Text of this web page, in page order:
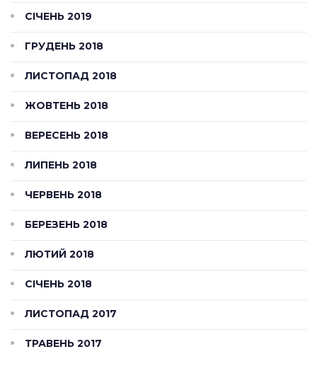
СІЧЕНЬ 2019
ГРУДЕНЬ 2018
ЛИСТОПАД 2018
ЖОВТЕНЬ 2018
ВЕРЕСЕНЬ 2018
ЛИПЕНЬ 2018
ЧЕРВЕНЬ 2018
БЕРЕЗЕНЬ 2018
ЛЮТИЙ 2018
СІЧЕНЬ 2018
ЛИСТОПАД 2017
ТРАВЕНЬ 2017